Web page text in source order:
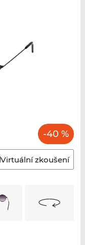
-40 %
Virtuální zkoušení